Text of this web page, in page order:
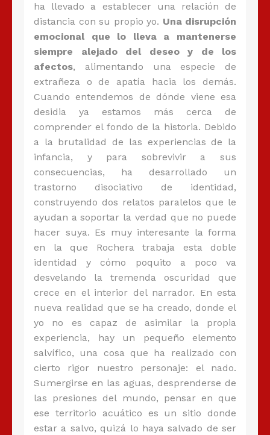
ha llevado a establecer una relación de
distancia con su propio yo. Una disrupción
emocional que lo lleva a mantenerse
siempre alejado del deseo y de los
afectos, alimentando una especie de
extrañeza o de apatía hacia los demás.
Cuando entendemos de dónde viene esa
desidia ya estamos más cerca de
comprender el fondo de la historia. Debido
a la brutalidad de las experiencias de la
infancia, y para sobrevivir a sus
consecuencias, ha desarrollado un
trastorno disociativo de identidad,
construyendo dos relatos paralelos que le
ayudan a soportar la verdad que no puede
hacer suya. Es muy interesante la forma
en la que Rochera trabaja esta doble
identidad y cómo poquito a poco va
desvelando la tremenda oscuridad que
crece en el interior del narrador. En esta
nueva realidad que se ha creado, donde el
yo no es capaz de asimilar la propia
experiencia, hay un pequeño elemento
salvífico, una cosa que ha realizado con
cierto rigor nuestro personaje: el nado.
Sumergirse en las aguas, desprenderse de
las presiones del mundo, pensar en que
ese territorio acuático es un sitio donde
estar a salvo, quizá lo haya salvado de ser